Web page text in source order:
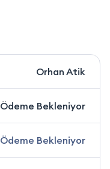
Orhan Atik
Ödeme Bekleniyor
Ödeme Bekleniyor